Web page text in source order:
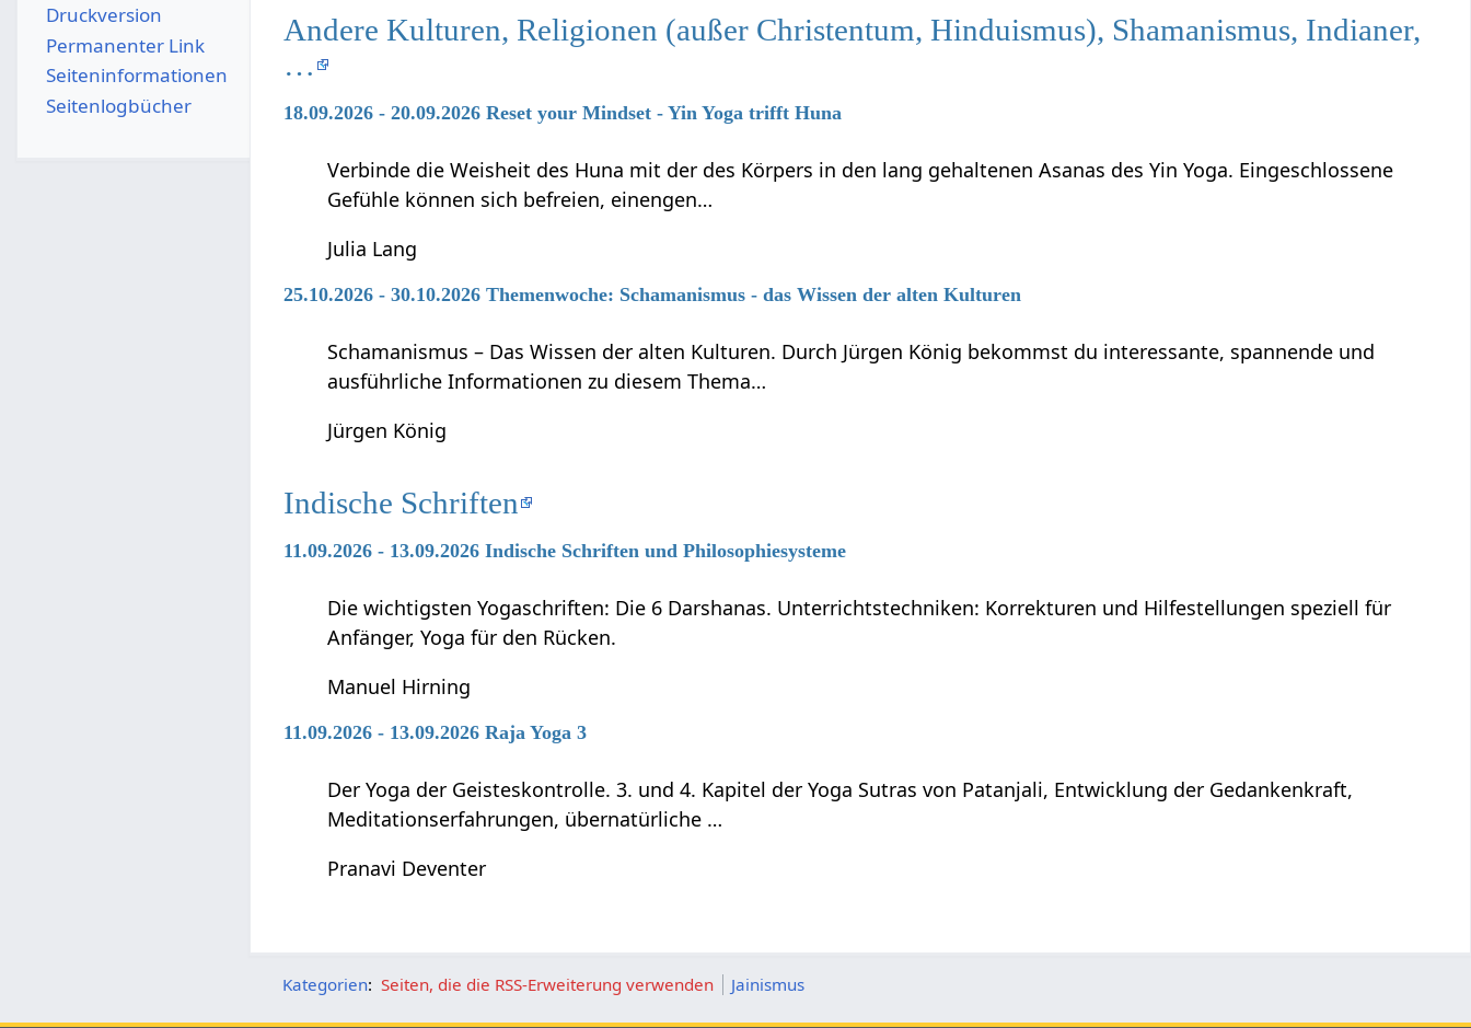
Andere Kulturen, Religionen (außer Christentum, Hinduismus), Shamanismus, Indianer,
…
18.09.2026 - 20.09.2026 Reset your Mindset - Yin Yoga trifft Huna
Verbinde die Weisheit des Huna mit der des Körpers in den lang gehaltenen Asanas des Yin Yoga. Eingeschlossene
Gefühle können sich befreien, einengen…
Julia Lang
25.10.2026 - 30.10.2026 Themenwoche: Schamanismus - das Wissen der alten Kulturen
Schamanismus – Das Wissen der alten Kulturen. Durch Jürgen König bekommst du interessante, spannende und
ausführliche Informationen zu diesem Thema…
Jürgen König
Indische Schriften
11.09.2026 - 13.09.2026 Indische Schriften und Philosophiesysteme
Die wichtigsten Yogaschriften: Die 6 Darshanas. Unterrichtstechniken: Korrekturen und Hilfestellungen speziell für
Anfänger, Yoga für den Rücken.
Manuel Hirning
11.09.2026 - 13.09.2026 Raja Yoga 3
Der Yoga der Geisteskontrolle. 3. und 4. Kapitel der Yoga Sutras von Patanjali, Entwicklung der Gedankenkraft,
Meditationserfahrungen, übernatürliche …
Pranavi Deventer
Kategorien: Seiten, die die RSS-Erweiterung verwenden Jainismus
Druckversion
Permanenter Link
Seiten­­informationen
Seitenlogbücher